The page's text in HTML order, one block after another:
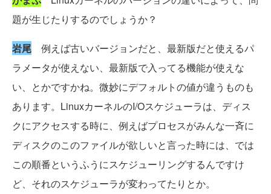
題が生じたりするのでしょうか？
岩尾 例えば古いバージョンだと、最新版だと使えるパ
ラメータが使えない、最新版で入ってる機能が使えな
い、とかですかね。微妙にデフォルトの値が違うものも
あります。LinuxカーネルのI/Oスケジューラは、ディス
クにアクセスする時に、例えばプロセスがみんな一斉に
ディスクのこのファイルが欲しいと言った時には、では
この順番というふうにスケジューリングするんですけ
ど、それのスケジューラが変わってたりとか。